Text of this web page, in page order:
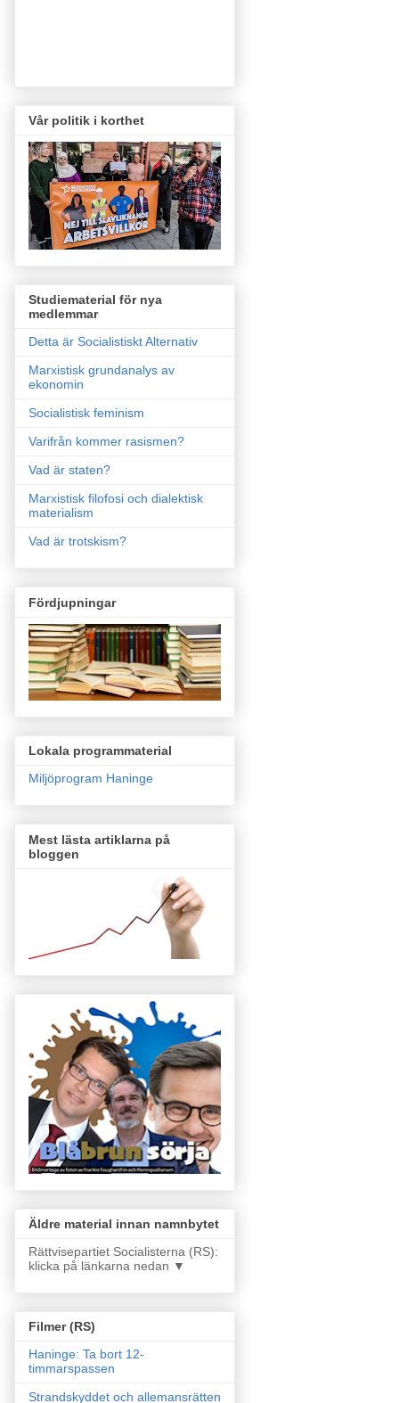
Vår politik i korthet
Studiematerial för nya
medlemmar
Detta är Socialistiskt Alternativ
Marxistisk grundanalys av
ekonomin
Socialistisk feminism
Varifrån kommer rasismen?
Vad är staten?
Marxistisk filofosi och dialektisk
materialism
Vad är trotskism?
Fördjupningar
Lokala programmaterial
Miljöprogram Haninge
Mest lästa artiklarna på
bloggen
Äldre material innan namnbytet
Rättvisepartiet Socialisterna (RS):
klicka på länkarna nedan ▼
Filmer (RS)
Haninge: Ta bort 12-
timmarspassen
Strandskyddet och allemansrätten